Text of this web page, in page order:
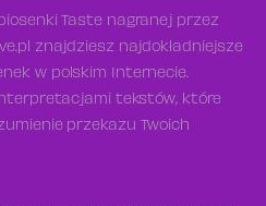
Taste nagranej przez
znajdziesz najdokładniejsze
w polskim Internecie.
tekstów, które
przekazu Twoich